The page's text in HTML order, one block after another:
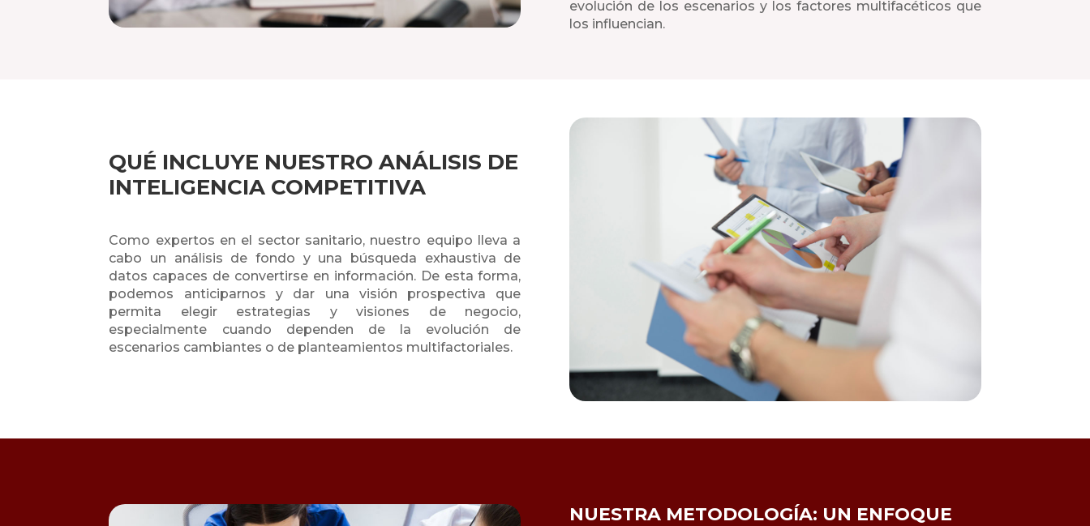
evolución de los escenarios y los factores multifacéticos que
los influencian.
QUÉ INCLUYE NUESTRO ANÁLISIS DE
INTELIGENCIA COMPETITIVA
Como expertos en el sector sanitario, nuestro equipo lleva a
cabo un análisis de fondo y una búsqueda exhaustiva de
datos capaces de convertirse en información. De esta forma,
podemos anticiparnos y dar una visión prospectiva que
permita elegir estrategias y visiones de negocio,
especialmente cuando dependen de la evolución de
escenarios cambiantes o de planteamientos multifactoriales.
NUESTRA METODOLOGÍA: UN ENFOQUE